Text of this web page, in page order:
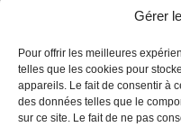
Gérer
Pour offrir les meilleures
telles que les cookies pour
appareils. Le fait de consentir à
des données telles que le
sur ce site. Le fait de ne pas
Cyril